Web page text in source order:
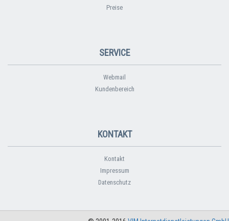
Preise
SERVICE
Webmail
Kundenbereich
KONTAKT
Kontakt
Impressum
Datenschutz